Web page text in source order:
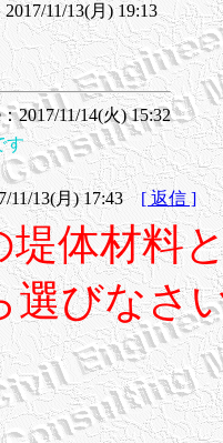
11/13(月) 19:13
11/14(火) 15:32
す
11/13(月) 17:43 [ 返信 ]
堤体材料
選びなさ